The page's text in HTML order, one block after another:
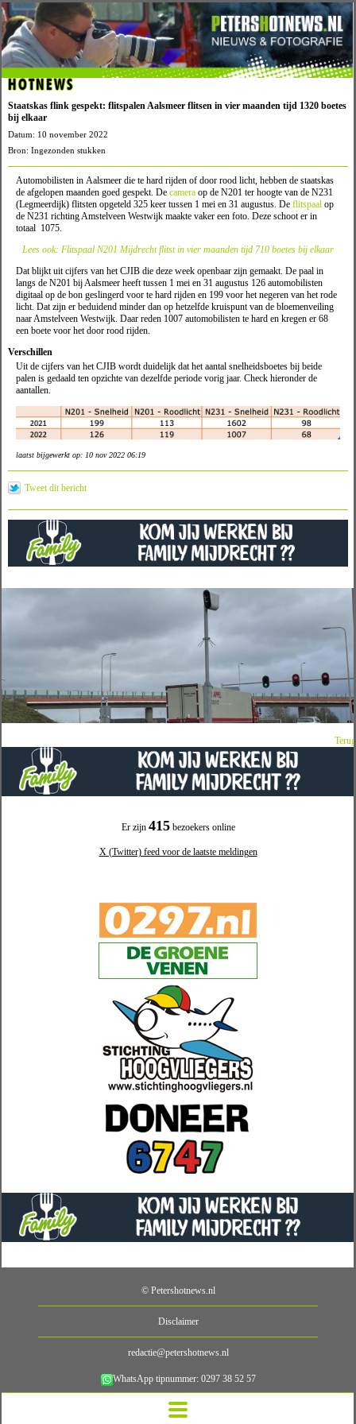
Er zijn 415bezoekers online
X (Twitter) feed voor de laatste meldingen
HOTNEWS
Staatskas flink gespekt: flitspalen Aalsmeer flitsen in vier maanden tijd 1320 boetes
bij elkaar
Datum: 10 november 2022
Bron: Ingezonden stukken
Automobilisten in Aalsmeer die te hard rijden of door rood licht, hebben de staatskas
de afgelopen maanden goed gespekt. De camera op de N201 ter hoogte van de N231
(Legmeerdijk) flitsten opgeteld 325 keer tussen 1 mei en 31 augustus. De flitspaal op
de N231 richting Amstelveen Westwijk maakte vaker een foto. Deze schoot er in
totaal 1075.
Lees ook: Flitspaal N201 Mijdrecht flitst in vier maanden tijd 710 boetes bij elkaar
Dat blijkt uit cijfers van het CJIB die deze week openbaar zijn gemaakt. De paal in
langs de N201 bij Aalsmeer heeft tussen 1 mei en 31 augustus 126 automobilisten
digitaal op de bon geslingerd voor te hard rijden en 199 voor het negeren van het rode
licht. Dat zijn er beduidend minder dan op hetzelfde kruispunt van de bloemenveiling
naar Amstelveen Westwijk. Daar reden 1007 automobilisten te hard en kregen er 68
een boete voor het door rood rijden.
Verschillen
Uit de cijfers van het CJIB wordt duidelijk dat het aantal snelheidsboetes bij beide
palen is gedaald ten opzichte van dezelfde periode vorig jaar. Check hieronder de
aantallen.
laatst bijgewerkt op: 10 nov 2022 06:19
Tweet dit bericht
Terug
© Petershotnews.nl
Disclaimer
redactie@petershotnews.nl
WhatsApp tipnummer: 0297 38 52 57